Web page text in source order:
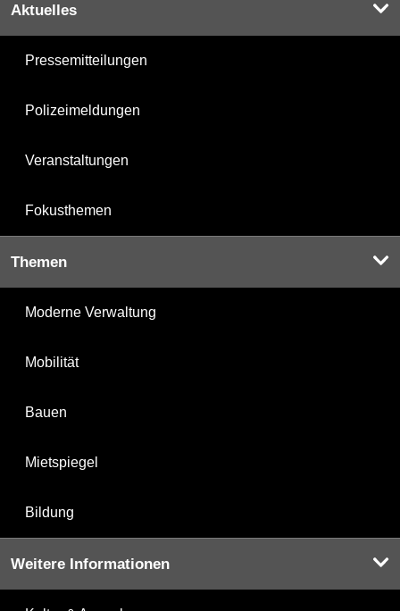
Aktuelles
Pressemitteilungen
Polizeimeldungen
Veranstaltungen
Fokusthemen
Themen
Moderne Verwaltung
Mobilität
Bauen
Mietspiegel
Bildung
Weitere Informationen